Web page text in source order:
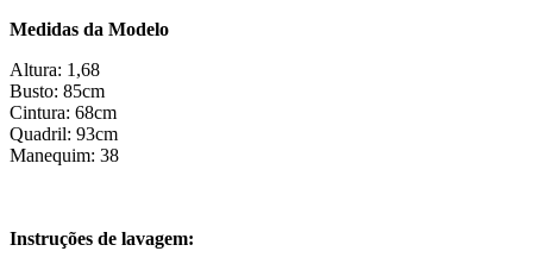
Medidas da Modelo
Altura: 1,68
Busto: 85cm
Cintura: 68cm
Quadril: 93cm
Manequim: 38
​Instruções de lavagem: